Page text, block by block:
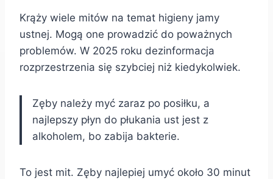
Krąży wiele mitów na temat higieny jamy
ustnej. Mogą one prowadzić do poważnych
problemów. W 2025 roku dezinformacja
rozprzestrzenia się szybciej niż kiedykolwiek.
Zęby należy myć zaraz po posiłku, a
najlepszy płyn do płukania ust jest z
alkoholem, bo zabija bakterie.
To jest mit. Zęby najlepiej umyć około 30 minut